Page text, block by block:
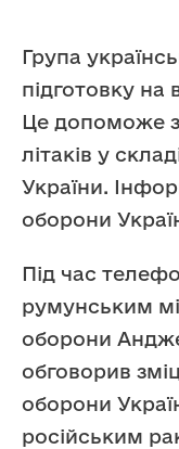
Група
підготовку на
Це допоможе
літаків у
України.
оборони
Під час
румунським
оборони
обговорив
оборони
російським